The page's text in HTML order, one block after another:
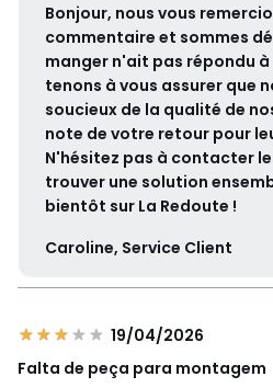
Bonjour, nous vous
commentaire et sommes
manger n'ait pas répondu
tenons à vous assurer que
soucieux de la qualité de
note de votre retour pour
N'hésitez pas à contacter
trouver une solution
bientôt sur La Redoute !
Caroline, Service Client
19/04/2026
Falta de peça para montagem